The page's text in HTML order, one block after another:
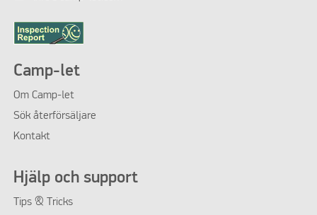
Camp-let
Om Camp-let
Sök återförsäljare
Kontakt
Hjälp och support
Tips & Tricks